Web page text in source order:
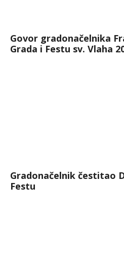
Govor gradonačelnika
Grada i Festu sv. Vlaha
Gradonačelnik čestitao
Festu